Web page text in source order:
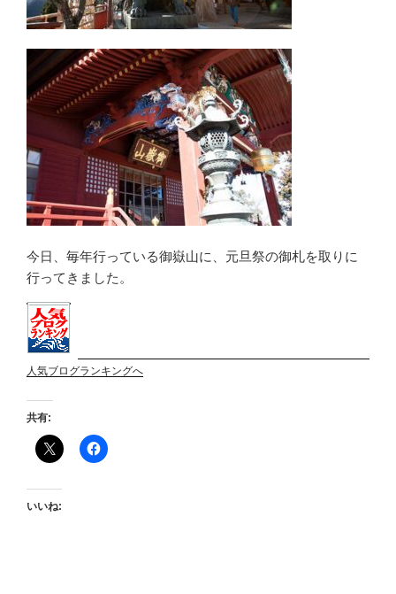
今日、毎年行っている御嶽山に、元旦祭の御札を取りに
行ってきました。
人気ブログランキングへ
共有:
いいね: